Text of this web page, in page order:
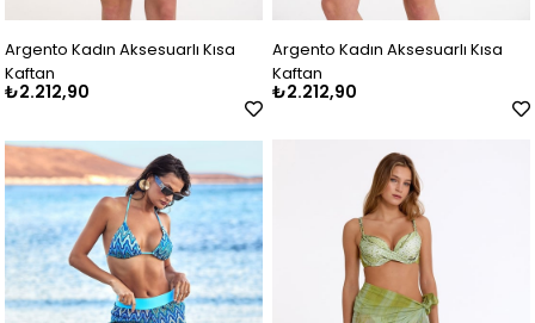
Argento Kadın Aksesuarlı Kısa
Kaftan
₺2.212,90
Argento Kadın Aksesuarlı Kısa
Kaftan
₺2.212,90